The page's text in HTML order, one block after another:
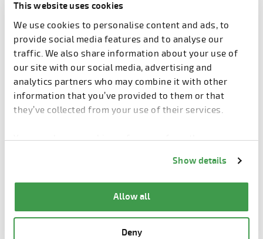
This website uses cookies
We use cookies to personalise content and ads, to
provide social media features and to analyse our
traffic. We also share information about your use of
our site with our social media, advertising and
analytics partners who may combine it with other
information that you’ve provided to them or that
they’ve collected from your use of their services.
You can change cookie preferences from the
Show details
Allow all
Deny
من المقرر أن تجمع الدورة الثانية عشرة لمعرض
"وورلد أوف كونكريت إنديا" (WoCI)، المقرر
عقدها في الفترة من 3 إلى 5 يونيو 2026، خبراء
القطاع، وتشهد مشاركة أكثر من 300 عارض
عالمي، لتعرض أحدث المنتجات والتقنيات
والابتكارات في صناعة الخرسانة.
مومباي، الهند
رقم الحامل